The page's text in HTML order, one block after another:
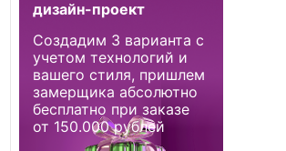
дизайн-проект
Создадим 3 варианта с
учетом технологий и
вашего стиля, пришлем
замерщика абсолютно
бесплатно при заказе
от 150.000 рублей